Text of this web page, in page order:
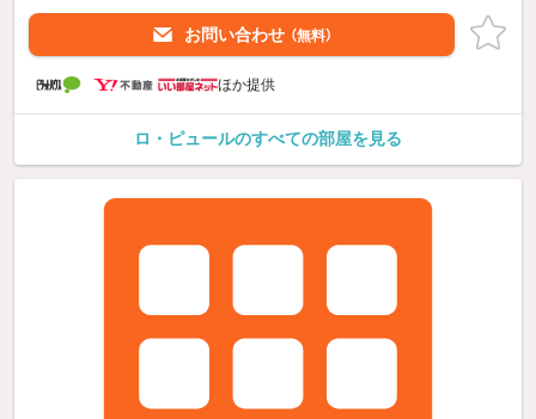
お問い合わせ （無料）
ほか提供
ロ・ピュールのすべての部屋を見る